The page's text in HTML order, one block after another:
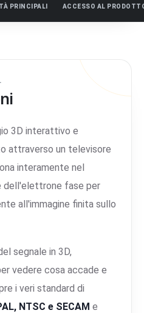
PRINCIPALI ACCESSO AL
3D interattivo e
attraverso un televisore
interamente nel
dell'elettrone fase per
all'immagine finita sullo
segnale in 3D,
vedere cosa accade e
i veri standard di
NTSC e SECAM e